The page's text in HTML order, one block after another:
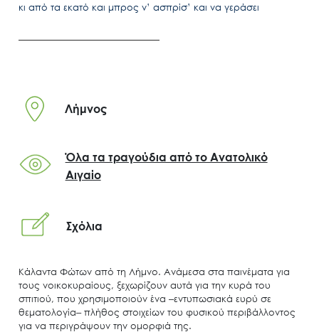
Search
Μ.Δ.Π.Π.
Έργα
Εισιτήρια
κι από τα εκατό και μπρος ν’ ασπρίσ’ και να γεράσει
Λήμνος
Όλα τα τραγούδια από το Ανατολικό
Αιγαίο
Σχόλια
Κάλαντα Φώτων από τη Λήμνο. Ανάμεσα στα παινέματα για
τους νοικοκυραίους, ξεχωρίζουν αυτά για την κυρά του
σπιτιού, που χρησιμοποιούν ένα ‒εντυπωσιακά ευρύ σε
θεματολογία‒ πλήθος στοιχείων του φυσικού περιβάλλοντος
για να περιγράψουν την ομορφιά της.